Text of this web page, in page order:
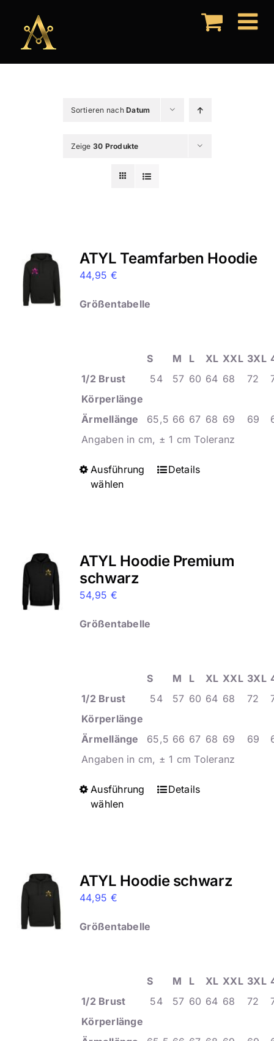
Inhalt
springen
Sortieren nachDatum
Zeige 30 Produkte
ATYL Teamfarben Hoodie
44,95 €
Größentabelle
S M L XL XXL 3XL
1/2 Brust
54 57 60 64 68 72
Körperlänge
Ärmellänge
65,5 66 67 68 69 69
Angaben in cm, ± 1 cm Toleranz
Ausführung
wählen
Dieses
auf.
Die
werden
Details
ATYL Hoodie Premium
schwarz
54,95 €
Größentabelle
S M L XL XXL 3XL
1/2 Brust
54 57 60 64 68 72
Körperlänge
Ärmellänge
65,5 66 67 68 69 69
Angaben in cm, ± 1 cm Toleranz
Ausführung
wählen
Dieses
auf.
Die
gewählt
werden
Details
ATYL Hoodie schwarz
44,95 €
Größentabelle
S M L XL XXL 3XL
1/2 Brust
54 57 60 64 68 72
Körperlänge